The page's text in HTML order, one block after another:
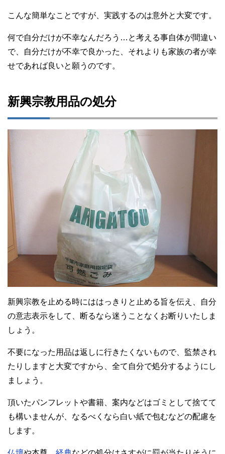
こんな簡単なことですが、実践するのは意外と大変です。
何で自分だけが不幸なんだろう…と考える事自体が間違い
で、自分だけが不幸で良かった、それよりも家族の者が幸
せであれば良いと願うのです。
新興宗教用品の処分
新興宗教を止める時にははっきりと止める旨を伝え、自分
の意志表示をして、断るなら迷うことなくお断りいたしま
しょう。
不要になった用品は返しに行きたくないもので、監禁され
たりしますと大変ですから、全て自分で処分するようにし
ましょう。
頂いたパンフレットや書籍、案内などはゴミとして捨てて
も構いませんが、なるべくなら白い紙で包むなどの配慮を
します。